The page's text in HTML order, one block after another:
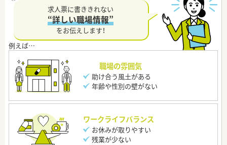
求人票に書ききれない
“詳しい職場情報”
をお伝えします！
職場の雰囲気
助け合う風土がある
年齢や性別の壁がない
ワークライフバランス
お休みが取りやすい
残業が少ない